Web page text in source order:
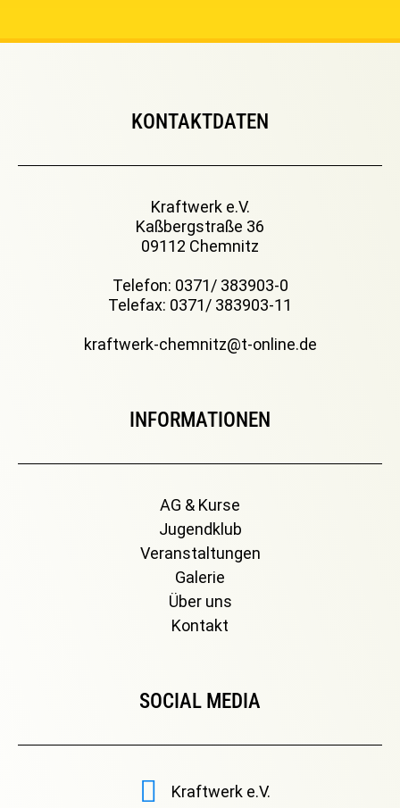
KONTAKTDATEN
Kraftwerk e.V.
Kaßbergstraße 36
09112 Chemnitz
Telefon: 0371/ 383903-0
Telefax: 0371/ 383903-11
kraftwerk-chemnitz@t-online.de
INFORMATIONEN
AG & Kurse
Jugendklub
Veranstaltungen
Galerie
Über uns
Kontakt
SOCIAL MEDIA
Kraftwerk e.V.